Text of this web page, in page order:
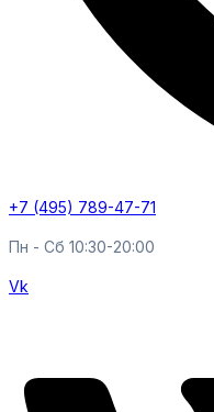
+7 (495) 789-47-71
Пн - Cб 10:30-20:00
Vk